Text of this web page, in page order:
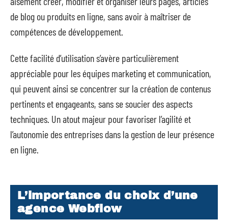
de blog ou produits en ligne, sans avoir à maîtriser de
compétences de développement.
Cette facilité d’utilisation s’avère particulièrement
appréciable pour les équipes marketing et communication,
qui peuvent ainsi se concentrer sur la création de contenus
pertinents et engageants, sans se soucier des aspects
techniques. Un atout majeur pour favoriser l’agilité et
l’autonomie des entreprises dans la gestion de leur présence
en ligne.
L’importance du choix d’une
agence Webflow